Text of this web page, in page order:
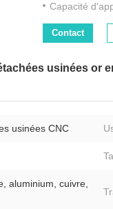
Capacité
Contact
usinées or
usinées CNC
aluminium, cuivre,